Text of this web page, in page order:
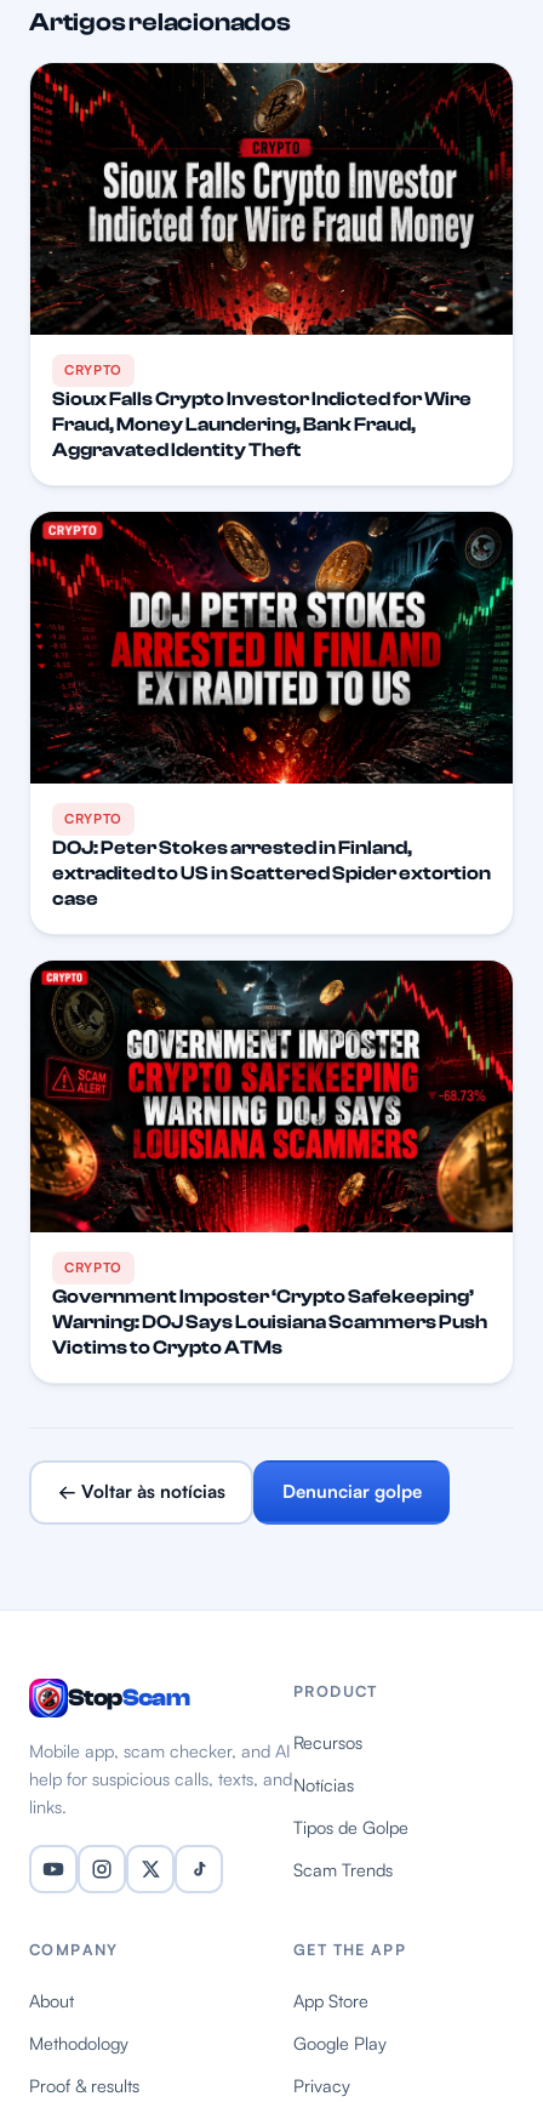
Artigos relacionados
CRYPTO
Sioux Falls Crypto Investor Indicted for Wire
Fraud, Money Laundering, Bank Fraud,
Aggravated Identity Theft
CRYPTO
DOJ: Peter Stokes arrested in Finland,
extradited to US in Scattered Spider extortion
case
CRYPTO
Government Imposter ‘Crypto Safekeeping’
Warning: DOJ Says Louisiana Scammers Push
Victims to Crypto ATMs
← Voltar às notícias Denunciar golpe
StopScam
Mobile app, scam checker, and AI
help for suspicious calls, texts, and
links.
PRODUCT
Recursos
Notícias
Tipos de Golpe
Scam Trends
COMPANY
About
Methodology
Proof & results
GET THE APP
App Store
Google Play
Privacy